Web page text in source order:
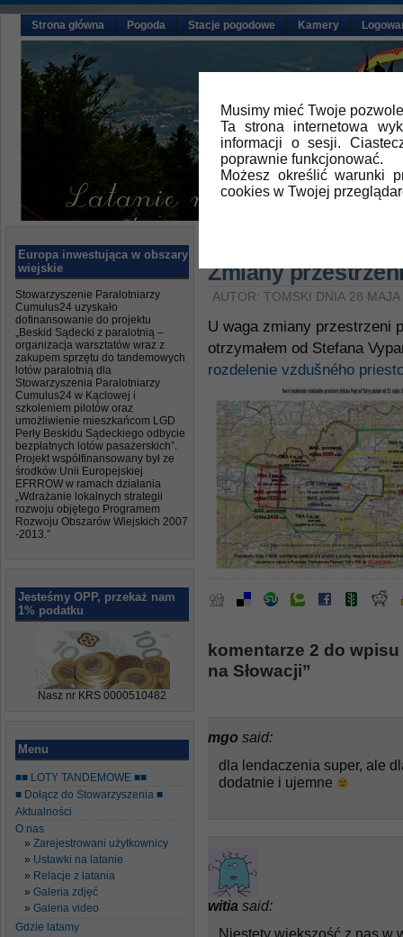
Musimy mieć Twoje
Ta strona internetowa
informacji o sesji.
poprawnie funkcjonować.
Możesz określić warunki
cookies w Twojej
Strona główna Pogoda Stacje pogodowe Kamery
Europa inwestująca w obszary
wiejskie
Stowarzyszenie Paralotniarzy
Cumulus24 uzyskało
dofinansowanie do projektu
„Beskid Sądecki z paralotnią –
organizacja warsztatów wraz z
zakupem sprzętu do tandemowych
lotów paralotnią dla
Stowarzyszenia Paralotniarzy
Cumulus24 w Kąclowej i
szkoleniem pilotów oraz
umożliwienie mieszkańcom LGD
Perły Beskidu Sądeckiego odbycie
bezpłatnych lotów pasażerskich”.
Projekt współfinansowany był ze
środków Unii Europejskiej
EFRROW w ramach działania
„Wdrażanie lokalnych strategii
rozwoju objętego Programem
Rozwoju Obszarów Wiejskich 2007
-2013.”
Jesteśmy OPP, przekaż nam
1% podatku
Nasz nr KRS 0000510482
Menu
■■ LOTY TANDEMOWE ■■
■ Dołącz do Stowarzyszenia ■
Aktualności
O nas
Zarejestrowani użytkownicy
Ustawki na latanie
Relacje z latania
Galeria zdjęć
Galeria video
Gdzie latamy
Zmiany
AUTOR: TOMSKI DNIA 28 MAJA
U waga zmiany przestrzeni
otrzymałem od Stefana
rozdelenie vzdušného
komentarze 2 do
na Słowacji”
mgo said:
dla lendaczenia super, ale
dodatnie i ujemne
witia said:
Niestety większość z nas w